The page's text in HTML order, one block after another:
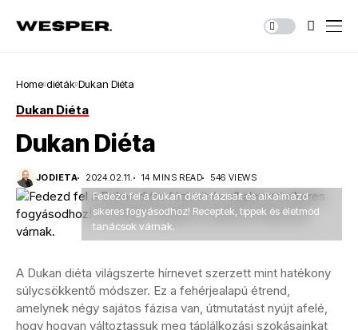
Home diéták Dukan Diéta
Dukan Diéta
Dukan Diéta
JODIETA 2024.02.11. 14 MINS READ 546 VIEWS
Fedezd fel a Dukan diéta fázisait és alkalmazd
sikeres fogyásodhoz! Receptek, tippek és életmód
tanácsok várnak.
A Dukan diéta világszerte hírnevet szerzett mint hatékony
súlycsökkentő módszer. Ez a fehérjealapú étrend,
amelynek négy sajátos fázisa van, útmutatást nyújt afelé,
hogy hogyan változtassuk meg táplálkozási szokásainkat